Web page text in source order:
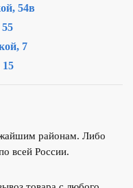
54в
7
15
районам. Либо
всей России.